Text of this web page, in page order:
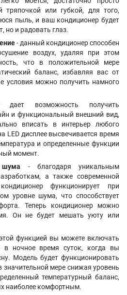
тряпочкой или губкой, для того,
пыль, и ваш кондиционер будет
но и радовать глаз.
- данный кондиционер способен
воздух, удаляя при этом
что в положительной мере
баланс, избавляя вас от
условия можно получить намного
возможность получить
и функциональный внешний вид,
вписать в интерьер любого
LED дисплее высвечивается время
и определенные функции
момент.
- благодаря уникальным
а также современной
функционирует при
уровне шума, что способствует
Теперь кондиционер можно
Он не будет мешать уюту или
функцией вы можете включать
в ночное время суток, когда вы
Модель будет функционировать
мере снижая уровень
температурный баланс,
наиболее комфортным.